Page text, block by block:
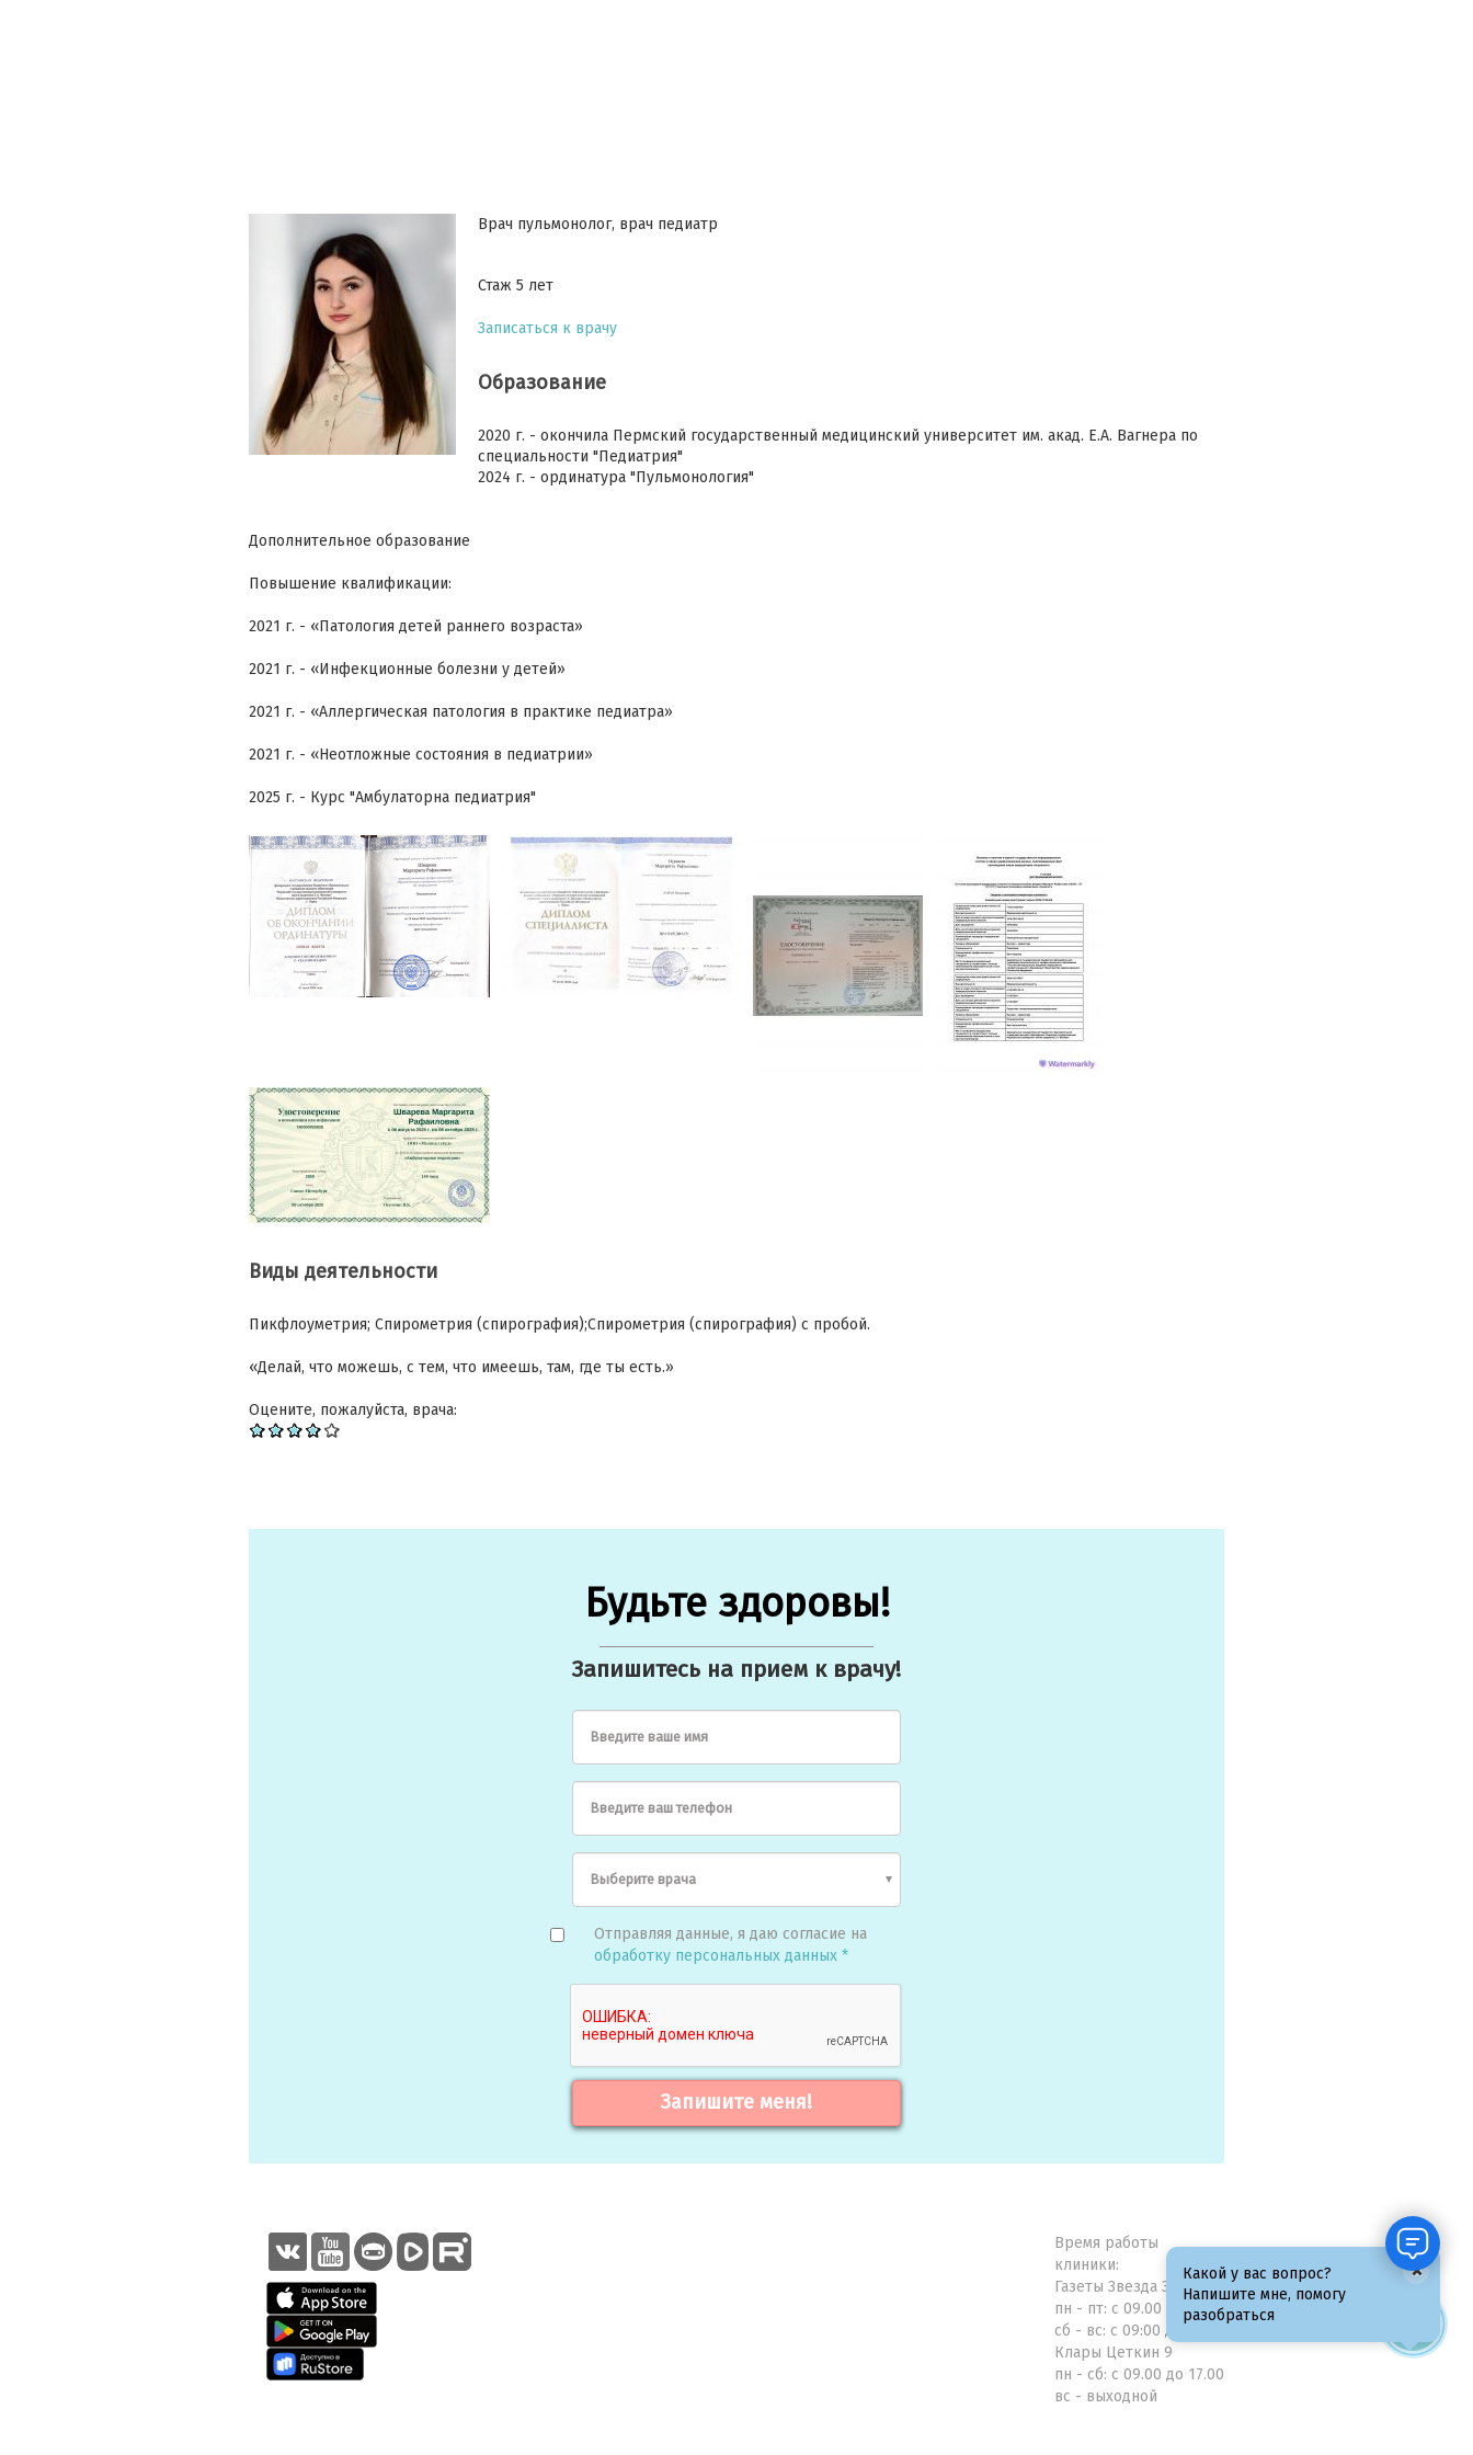
Врач пульмонолог, врач педиатр
Стаж 5 лет
Записаться к врачу
Образование
2020 г. - окончила Пермский государственный медицинский университет им. акад. Е.А. Вагнера по
специальности "Педиатрия"
2024 г. - ординатура "Пульмонология"
Дополнительное образование
Повышение квалификации:
2021 г. - «Патология детей раннего возраста»
2021 г. - «Инфекционные болезни у детей»
2021 г. - «Аллергическая патология в практике педиатра»
2021 г. - «Неотложные состояния в педиатрии»
2025 г. - Курс "Амбулаторна педиатрия"
Виды деятельности
Пикфлоуметрия; Спирометрия (спирография);Спирометрия (спирография) с пробой.
«Делай, что можешь, с тем, что имеешь, там, где ты есть.»
Оцените, пожалуйста, врача:
Будьте здоровы!
Запишитесь на прием к врачу!
Введите ваше имя
Введите ваш телефон
Отправляя данные, я даю согласие на
обработку персональных данных *
Запишите меня!
Время работы
клиники:
Газеты Звезда 31а
пн - пт: с 09.00 до 21.00
сб - вс: с 09:00 до 19:00
Клары Цеткин 9
пн - сб: с 09.00 до 17.00
вс - выходной
Какой у вас вопрос?
Напишите мне, помогу
разобраться
×